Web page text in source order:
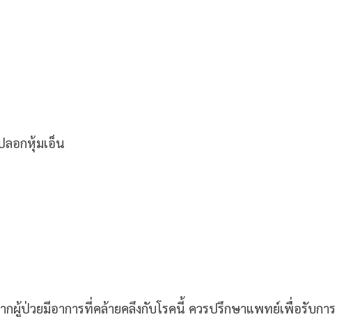
ลอกหุ้มเอ็น
ผู้ป่วยมีอาการที่คล้ายคลึงกับโรคนี้ ควรปรึกษาแพทย์เพื่อรับการ